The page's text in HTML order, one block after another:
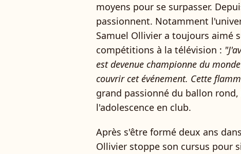
moyens pour se surpasser.
passionnent. Notamment
Samuel Ollivier a toujours aimé
compétitions à la télévision :
est devenue championne du
couvrir cet événement. Cette
grand passionné du ballon
l'adolescence en club.
Après s'être formé deux ans
Ollivier stoppe son cursus pour